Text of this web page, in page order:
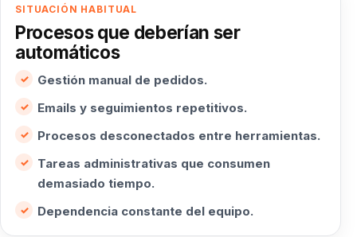
SITUACIÓN HABITUAL
Procesos que deberían ser
automáticos
Gestión manual de pedidos.
Emails y seguimientos repetitivos.
Procesos desconectados entre herramientas.
Tareas administrativas que consumen
demasiado tiempo.
Dependencia constante del equipo.